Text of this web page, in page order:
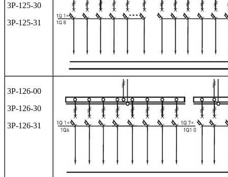
3Р-125-30
3Р-125-31
3Р-126-00
3Р-126-30
3Р-126-31